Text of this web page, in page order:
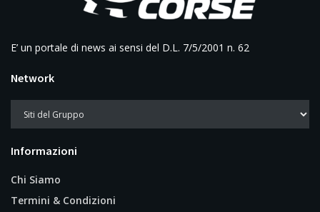
E’ un portale di news ai sensi del D.L. 7/5/2001 n. 62
Network
Informazioni
Chi Siamo
Termini & Condizioni